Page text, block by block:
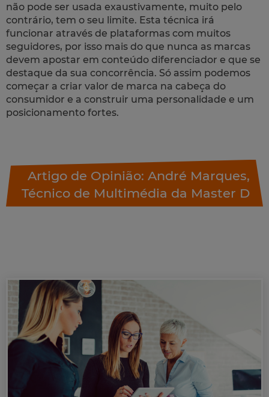
não pode ser usada exaustivamente, muito pelo
contrário, tem o seu limite. Esta técnica irá
funcionar através de plataformas com muitos
seguidores, por isso mais do que nunca as marcas
devem apostar em conteúdo diferenciador e que se
destaque da sua concorrência. Só assim podemos
começar a criar valor de marca na cabeça do
consumidor e a construir uma personalidade e um
posicionamento fortes.
Artigo de Opinião: André Marques,
Técnico de Multimédia da Master D